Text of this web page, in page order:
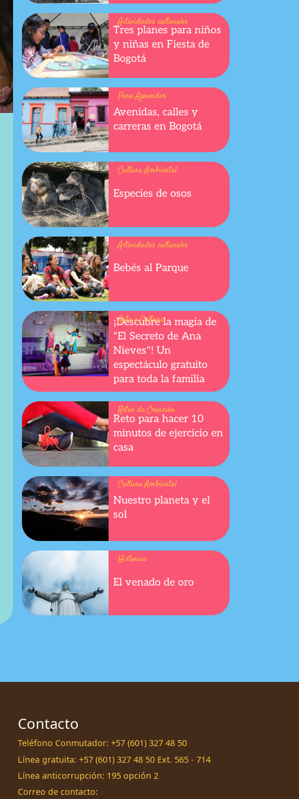
WhatsApp
Actividades culturales
Tres planes para niños
y niñas en Fiesta de
Bogotá
Para Aprender
Avenidas, calles y
carreras en Bogotá
Cultura Ambiental
Especies de osos
Actividades culturales
Bebés al Parque
Arte y Cultura
¡Descubre la magia de
"El Secreto de Ana
Nieves"! Un
espectáculo gratuito
para toda la familia
Retos de Creación
Reto para hacer 10
minutos de ejercicio en
casa
Cultura Ambiental
Nuestro planeta y el
sol
Historias
El venado de oro
Contacto
Teléfono Conmutador: +57 (601) 327 48 50
Línea gratuita: +57 (601) 327 48 50 Ext. 565 - 714
Línea anticorrupción: 195 opción 2
Correo de contacto: